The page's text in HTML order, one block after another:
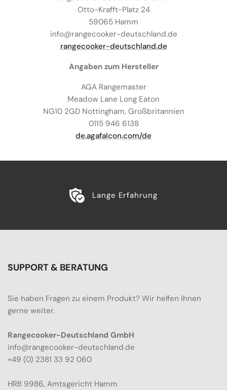
Otto-Krafft-Platz 24
59065 Hamm
info@rangecooker-deutschland.de
rangecooker-deutschland.de
Angaben zum Hersteller
AGA Rangemaster
Meadow Lane Long Eaton
NG10 2GD Nottingham, Großbritannien
0115 946 6138
de.agafalcon.com/de
Lange Erfahrung
SUPPORT & BERATUNG
Sie haben Fragen zu einem Produkt? Wir helfen Ihnen
gerne weiter.
Rangecooker-Deutschland GmbH
info@rangecooker-deutschland.de
+49 (0) 2381 33 92 060
HRB 9986, Amtsgericht Hamm